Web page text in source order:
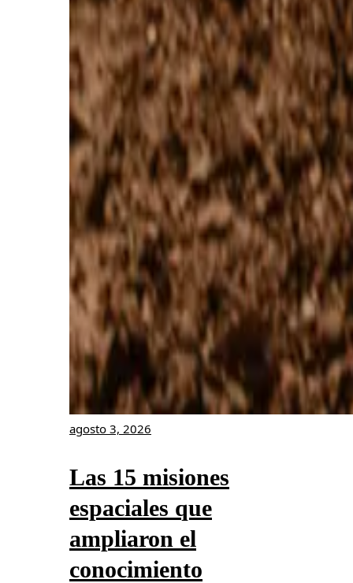
agosto 3, 2026
Las 15 misiones
espaciales que
ampliaron el
conocimiento